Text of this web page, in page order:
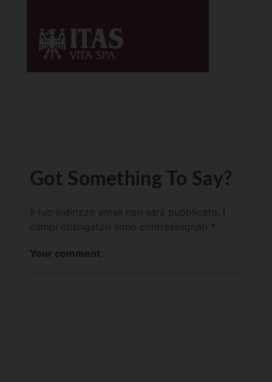
Got Something To Say?
Il tuo indirizzo email non sarà pubblicato.
campi obbligatori sono contrassegnati *
Your comment